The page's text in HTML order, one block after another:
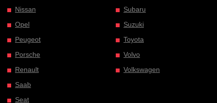
Nissan
Opel
Peugeot
Porsche
Renault
Saab
Seat
Subaru
Suzuki
Toyota
Volvo
Volkswagen